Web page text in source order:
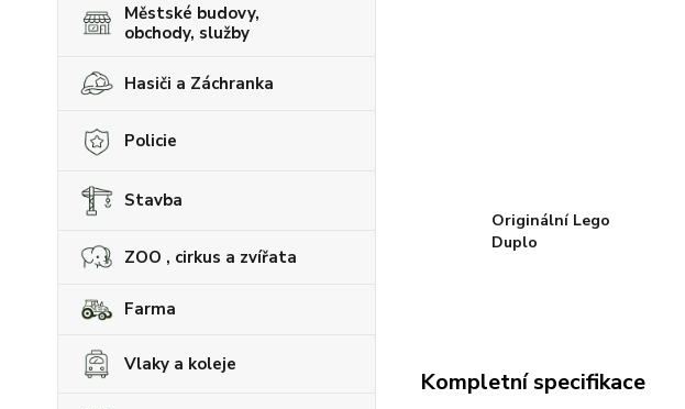
Městské budovy,
obchody, služby
Hasiči a Záchranka
Policie
Stavba
ZOO , cirkus a zvířata
Farma
Vlaky a koleje
Originální Lego
Duplo
Kompletní specifikace